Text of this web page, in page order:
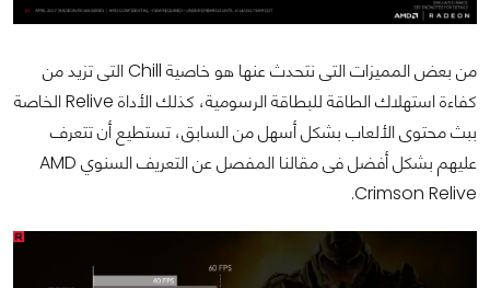
من بعض المميزات التى نتحدث عنها هو خاصية Chill التى تزيد من
كفاءة استهلاك الطاقة للبطاقة الرسومية، كذلك الأداة Relive الخاصة
ببث محتوى الألعاب بشكل أسهل من السابق، تستطيع أن تتعرف
عليهم بشكل أفضل فى مقالنا المفصل عن التعريف السنوي AMD
Crimson Relive.